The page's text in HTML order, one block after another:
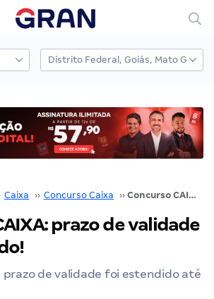
Caixa ›› Concurso Caixa ›› Concurso CAIXA: prazo de validade é prorrogado!
prazo de validade
prazo de validade foi estendido até